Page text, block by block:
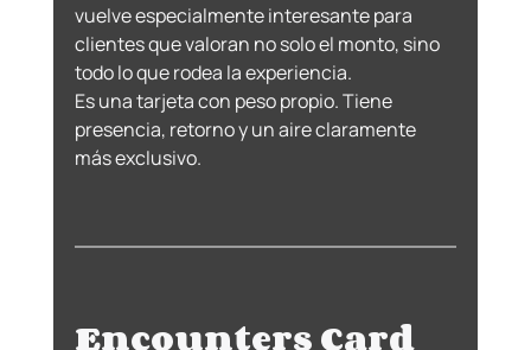
vuelve especialmente interesante para
clientes que valoran no solo el monto, sino
todo lo que rodea la experiencia.
Es una tarjeta con peso propio. Tiene
presencia, retorno y un aire claramente
más exclusivo.
Encounters Card